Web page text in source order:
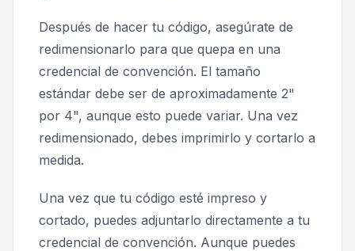
Después de hacer tu código, asegúrate de
redimensionarlo para que quepa en una
credencial de convención. El tamaño
estándar debe ser de aproximadamente 2"
por 4", aunque esto puede variar. Una vez
redimensionado, debes imprimirlo y cortarlo a
medida.
Una vez que tu código esté impreso y
cortado, puedes adjuntarlo directamente a tu
credencial de convención. Aunque puedes